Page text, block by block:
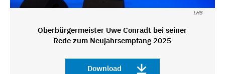
LHS
Oberbürgermeister Uwe Conradt bei seiner
Rede zum Neujahrsempfang 2025
Download